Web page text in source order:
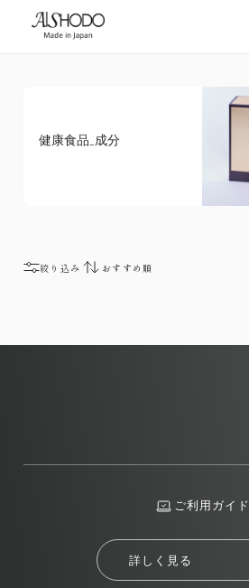
健康食品_成分
絞り込み
ご利用ガイド
詳しく見る